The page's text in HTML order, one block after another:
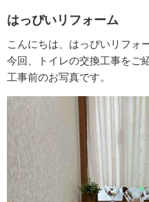
はっぴいリフォーム
こんにちは、はっぴいリフォ
今回、トイレの交換工事をご
工事前のお写真です。